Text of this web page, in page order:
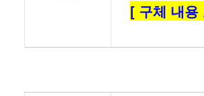
[ 구체 내용